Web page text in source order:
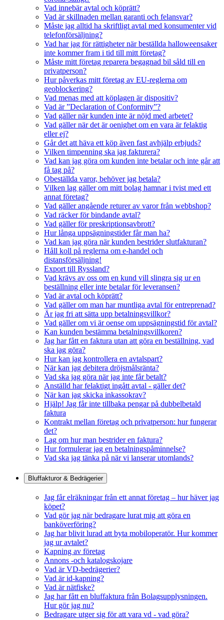
Vad innebär avtal och köprätt?
Vad är skillnaden mellan garanti och felansvar?
Måste jag alltid ha skriftligt avtal med konsumenter vid
telefonförsäljning?
Vad har jag för rättigheter när beställda halloweensaker
inte kommer fram i tid till mitt företag?
Måste mitt företag reparera begagnad bil såld till en
privatperson?
Hur påverkas mitt företag av EU-reglerna om
geoblockering?
Vad menas med att köplagen är dispositiv?
Vad är ”Declaration of Conformity”?
Vad gäller när kunden inte är nöjd med arbetet?
Vad gäller när det är oenighet om en vara är felaktig
eller ej?
Går det att häva ett köp även fast avhjälp erbjuds?
Vilken timpenning ska jag fakturera?
Vad kan jag göra om kunden inte betalar och inte går att
få tag på?
Obeställda varor, behöver jag betala?
Vilken lag gäller om mitt bolag hamnar i tvist med ett
annat företag?
Vad gäller angående returer av varor från webbshop?
Vad räcker för bindande avtal?
Vad gäller för preskriptionsavbrott?
Hur långa uppsägningstider får man ha?
Vad kan jag göra när kunden bestrider slutfakturan?
Håll koll på reglerna om e-handel och
distansförsäljning!
Export till Ryssland?
Vad krävs av oss om en kund vill slingra sig ur en
beställning eller inte betalar för leveransen?
Vad är avtal och köprätt?
Vad gäller om man har muntliga avtal för entreprenad?
Är jag fri att sätta upp betalningsvillkor?
Vad gäller om vi är oense om uppsägningstid för avtal?
Kan kunden bestämma betalningsvillkoren?
Jag har fått en faktura utan att göra en beställning, vad
ska jag göra?
Hur kan jag kontrollera en avtalspart?
När kan jag debitera dröjsmålsränta?
Vad ska jag göra när jag inte får betalt?
Anställd har felaktigt ingått avtal - gäller det?
När kan jag skicka inkassokrav?
Hjälp! Jag får inte tillbaka pengar på dubbelbetald
faktura
Kontrakt mellan företag och privatperson: hur fungerar
det?
Lag om hur man bestrider en faktura?
Hur formulerar jag en betalningspåminnelse?
Vad ska jag tänka på när vi lanserar utomlands?
Bluffakturor & Bedrägerier
Jag får elräkningar från ett annat företag – hur häver jag
köpet?
Vad gör jag när bedragare lurat mig att göra en
banköverföring?
Jag har blivit lurad att byta mobiloperatör. Hur kommer
jag ur avtalet?
Kapning av företag
Annons -och katalogskojare
Vad är VD-bedrägerier?
Vad är id-kapning?
Vad är nätfiske?
Jag har fått en bluffaktura från Bolagsupplysningen.
Hur gör jag nu?
Bedragare utger sig för att vara vd - vad göra?